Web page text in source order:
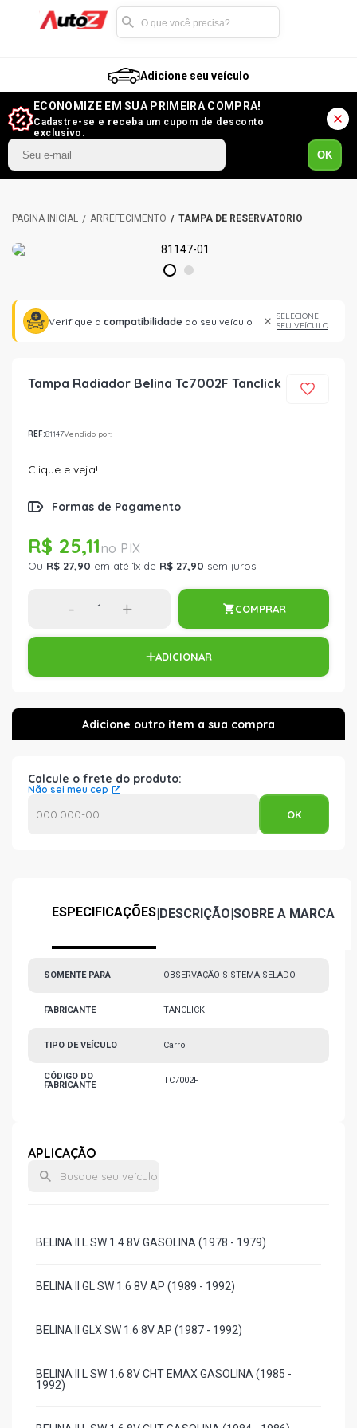
Adicione seu veículo
ECONOMIZE EM SUA PRIMEIRA COMPRA!
Cadastre-se e receba um cupom de desconto
exclusivo.
OK
ARREFECIMENTO TAMPA DE RESERVATÓRIO
1 2
Verifique a compatibilidade do seu veículo
SELECIONE
SEU VEÍCULO
Tampa Radiador Belina Tc7002F Tanclick
REF:81147Vendido por:
Clique e veja!
Formas de Pagamento
R$ 25,11
Ou R$ 27,90 em até 1x de R$ 27,90 sem juros
- + COMPRAR
ADICIONAR
Calcule o frete do produto:
Não sei meu cep
ESPECIFICAÇÕES|DESCRIÇÃO|SOBRE A MARCA
SOMENTE PARA OBSERVAÇÃO SISTEMA SELADO
FABRICANTE TANCLICK
TIPO DE VEÍCULO Carro
CÓDIGO DO
FABRICANTE
TC7002F
APLICAÇÃO
BELINA II L SW 1.4 8V GASOLINA (1978 - 1979)
BELINA II GL SW 1.6 8V AP (1989 - 1992)
BELINA II GLX SW 1.6 8V AP (1987 - 1992)
BELINA II L SW 1.6 8V CHT EMAX GASOLINA (1985 -
1992)